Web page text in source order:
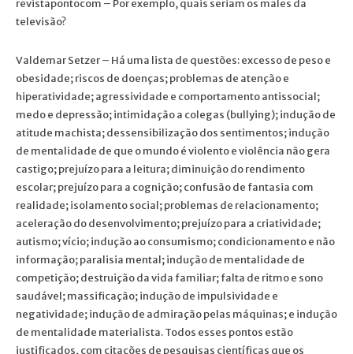
revistapontocom – Por exemplo, quais seriam os males da
televisão?
Valdemar Setzer – Há uma lista de questões: excesso de peso e
obesidade; riscos de doenças; problemas de atenção e
hiperatividade; agressividade e comportamento antissocial;
medo e depressão; intimidação a colegas (bullying); indução de
atitude machista; dessensibilização dos sentimentos; indução
de mentalidade de que o mundo é violento e violência não gera
castigo; prejuízo para a leitura; diminuição do rendimento
escolar; prejuízo para a cognição; confusão de fantasia com
realidade; isolamento social; problemas de relacionamento;
aceleração do desenvolvimento; prejuízo para a criatividade;
autismo; vício; indução ao consumismo; condicionamento e não
informação; paralisia mental; indução de mentalidade de
competição; destruição da vida familiar; falta de ritmo e sono
saudável; massificação; indução de impulsividade e
negatividade; indução de admiração pelas máquinas; e indução
de mentalidade materialista. Todos esses pontos estão
justificados, com citações de pesquisas científicas que os